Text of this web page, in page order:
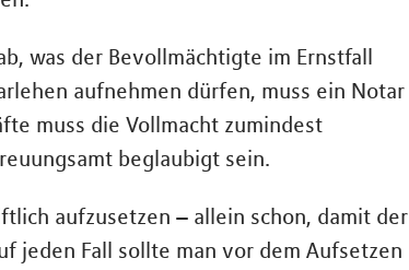
was der Bevollmächtigte im Ernstfall
aufnehmen dürfen, muss ein Notar
muss die Vollmacht zumindest
beglaubigt sein.
aufzusetzen – allein schon, damit der
jeden Fall sollte man vor dem Aufsetzen